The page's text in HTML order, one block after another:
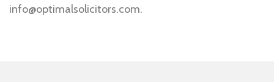
info@optimalsolicitors.com.